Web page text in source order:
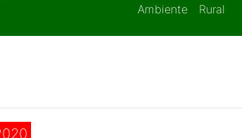
Ambiente
Rural